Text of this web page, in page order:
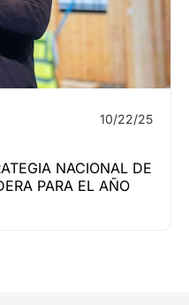
10/22/25
NACIONAL DE
PARA EL AÑO